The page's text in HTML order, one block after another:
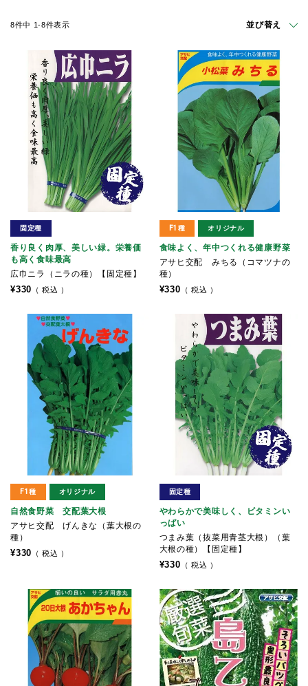
並び替え
8件中 1-8件表示
固定種
香り良く肉厚、美しい緑。栄養価
も高く食味最高
広巾ニラ（ニラの種）【固定種】
¥330 税込
F1種 オリジナル
食味よく、年中つくれる健康野菜
アサヒ交配 みちる（コマツナの
種）
¥330 税込
F1種 オリジナル
自然食野菜 交配葉大根
アサヒ交配 げんきな（葉大根の
種）
¥330 税込
固定種
やわらかで美味しく、ビタミンい
っぱい
つまみ葉（抜菜用青茎大根）（葉
大根の種）【固定種】
¥330 税込